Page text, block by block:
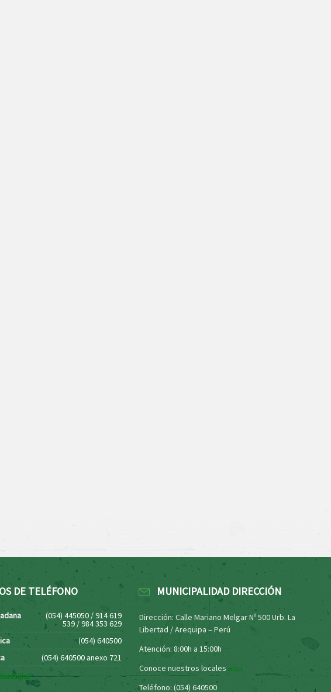
DE TELÉFONO
(054) 445050 / 914 619
539 / 984 353 629
(054) 640500
(054) 640500 anexo 721
MUNICIPALIDAD DIRECCIÓN
Dirección: Calle Mariano Melgar Nº 500 Urb. La
Libertad / Arequipa – Perú
Atención: 8:00h a 15:00h
Conoce nuestros locales aquí
Teléfono: (054) 640500